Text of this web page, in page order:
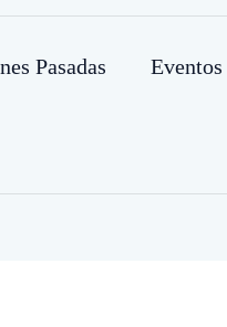
Pasadas Eventos